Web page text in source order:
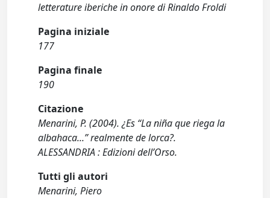
letterature iberiche in onore di Rinaldo Froldi
Pagina iniziale
177
Pagina finale
190
Citazione
Menarini, P. (2004). ¿Es “La niña que riega la
albahaca...” realmente de lorca?.
ALESSANDRIA : Edizioni dell’Orso.
Tutti gli autori
Menarini, Piero